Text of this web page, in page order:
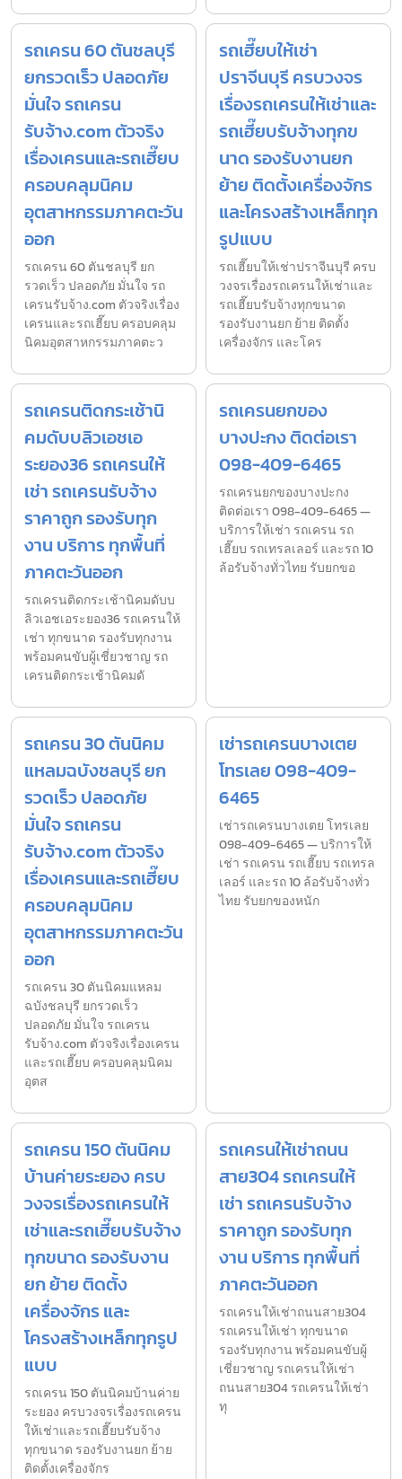
รถเครน 60 ตันชลบุรี
ยกรวดเร็ว ปลอดภัย
มั่นใจ รถเครน
รับจ้าง.com ตัวจริง
เรื่องเครนและรถเฮี๊ยบ
ครอบคลุมนิคม
อุตสาหกรรมภาคตะวัน
ออก
รถเครน 60 ตันชลบุรี ยก
รวดเร็ว ปลอดภัย มั่นใจ รถ
เครนรับจ้าง.com ตัวจริงเรื่อง
เครนและรถเฮี๊ยบ ครอบคลุม
นิคมอุตสาหกรรมภาคตะว
รถเฮี๊ยบให้เช่า
ปราจีนบุรี ครบวงจร
เรื่องรถเครนให้เช่าและ
รถเฮี๊ยบรับจ้างทุกข
นาด รองรับงานยก
ย้าย ติดตั้งเครื่องจักร
และโครงสร้างเหล็กทุก
รูปแบบ
รถเฮี๊ยบให้เช่าปราจีนบุรี ครบ
วงจรเรื่องรถเครนให้เช่าและ
รถเฮี๊ยบรับจ้างทุกขนาด
รองรับงานยก ย้าย ติดตั้ง
เครื่องจักร และโคร
รถเครนติดกระเช้านิ
คมดับบลิวเอชเอ
ระยอง36 รถเครนให้
เช่า รถเครนรับจ้าง
ราคาถูก รองรับทุก
งาน บริการ ทุกพื้นที่
ภาคตะวันออก
รถเครนติดกระเช้านิคมดับบ
ลิวเอชเอระยอง36 รถเครนให้
เช่า ทุกขนาด รองรับทุกงาน
พร้อมคนขับผู้เชี่ยวชาญ รถ
เครนติดกระเช้านิคมดั
รถเครนยกของ
บางปะกง ติดต่อเรา
098-409-6465
รถเครนยกของบางปะกง
ติดต่อเรา 098-409-6465 —
บริการให้เช่า รถเครน รถ
เฮี๊ยบ รถเทรลเลอร์ และรถ 10
ล้อรับจ้างทั่วไทย รับยกขอ
รถเครน 30 ตันนิคม
แหลมฉบังชลบุรี ยก
รวดเร็ว ปลอดภัย
มั่นใจ รถเครน
รับจ้าง.com ตัวจริง
เรื่องเครนและรถเฮี๊ยบ
ครอบคลุมนิคม
อุตสาหกรรมภาคตะวัน
ออก
รถเครน 30 ตันนิคมแหลม
ฉบังชลบุรี ยกรวดเร็ว
ปลอดภัย มั่นใจ รถเครน
รับจ้าง.com ตัวจริงเรื่องเครน
และรถเฮี๊ยบ ครอบคลุมนิคม
อุตส
เช่ารถเครนบางเตย
โทรเลย 098-409-
6465
เช่ารถเครนบางเตย โทรเลย
098-409-6465 — บริการให้
เช่า รถเครน รถเฮี๊ยบ รถเทรล
เลอร์ และรถ 10 ล้อรับจ้างทั่ว
ไทย รับยกของหนัก
รถเครน 150 ตันนิคม
บ้านค่ายระยอง ครบ
วงจรเรื่องรถเครนให้
เช่าและรถเฮี๊ยบรับจ้าง
ทุกขนาด รองรับงาน
ยก ย้าย ติดตั้ง
เครื่องจักร และ
โครงสร้างเหล็กทุกรูป
แบบ
รถเครน 150 ตันนิคมบ้านค่าย
ระยอง ครบวงจรเรื่องรถเครน
ให้เช่าและรถเฮี๊ยบรับจ้าง
ทุกขนาด รองรับงานยก ย้าย
ติดตั้งเครื่องจักร
รถเครนให้เช่าถนน
สาย304 รถเครนให้
เช่า รถเครนรับจ้าง
ราคาถูก รองรับทุก
งาน บริการ ทุกพื้นที่
ภาคตะวันออก
รถเครนให้เช่าถนนสาย304
รถเครนให้เช่า ทุกขนาด
รองรับทุกงาน พร้อมคนขับผู้
เชี่ยวชาญ รถเครนให้เช่า
ถนนสาย304 รถเครนให้เช่า
ทุ